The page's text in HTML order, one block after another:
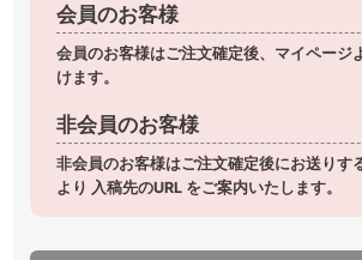
会員のお客様
会員のお客様はご注文確定後、マイページ
けます。
非会員のお客様
非会員のお客様はご注文確定後にお送りす
より 入稿先のURL をご案内いたします。